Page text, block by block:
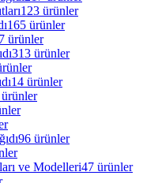
123 ürünler
165 ürünler
ürünler
313 ürünler
14 ürünler
96 ürünler
ve Modelleri47 ürünler